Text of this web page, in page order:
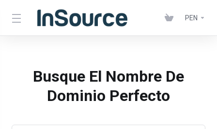
PEN
Busque El Nombre De
Dominio Perfecto